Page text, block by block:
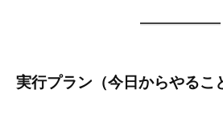
実行プラン（今日からやるこ